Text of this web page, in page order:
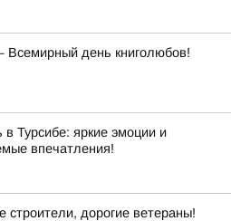
Всемирный день книголюбов!
в Турсибе: яркие эмоции и
впечатления!
строители, дорогие ветераны!